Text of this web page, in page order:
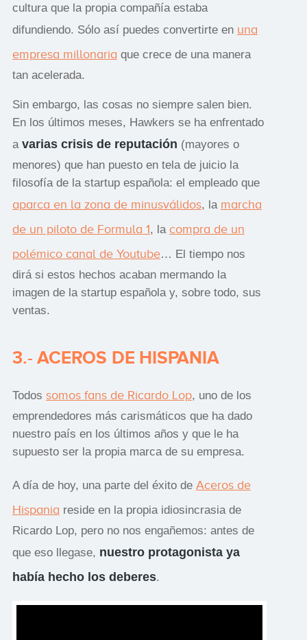
cultura que la propia compañía estaba
difundiendo. Sólo así puedes convertirte en una
empresa millonaria que crece de una manera
tan acelerada.
Sin embargo, las cosas no siempre salen bien.
En los últimos meses, Hawkers se ha enfrentado
a varias crisis de reputación (mayores o
menores) que han puesto en tela de juicio la
filosofía de la startup española: el empleado que
aparca en la zona de minusválidos, la marcha
de un piloto de Formula 1, la compra de un
polémico canal de Youtube… El tiempo nos
dirá si estos hechos acaban mermando la
imagen de la startup española y, sobre todo, sus
ventas.
3.- ACEROS DE HISPANIA
Todos somos fans de Ricardo Lop, uno de los
emprendedores más carismáticos que ha dado
nuestro país en los últimos años y que le ha
supuesto ser la propia marca de su empresa.
A día de hoy, una parte del éxito de Aceros de
Hispania reside en la propia idiosincrasia de
Ricardo Lop, pero no nos engañemos: antes de
que eso llegase, nuestro protagonista ya
había hecho los deberes.